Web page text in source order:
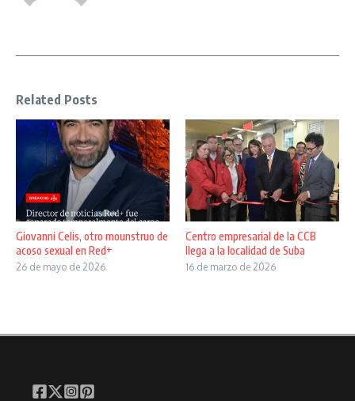
Related Posts
Giovanni Celis, otro mounstruo de
acoso sexual en Red+
26 de mayo de 2026
Centro empresarial de la CCB
llega a la localidad de Suba
16 de marzo de 2026